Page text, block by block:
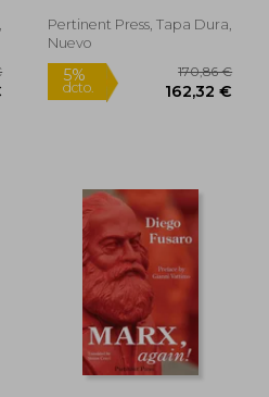
5%
dcto.
Pertinent Press, Tapa Dura,
Nuevo